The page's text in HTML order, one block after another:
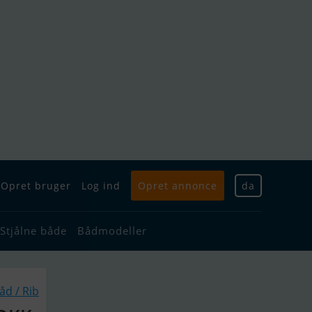
Opret bruger Log ind Opret annonce da
Stjålne både Bådmodeller
/ Rib